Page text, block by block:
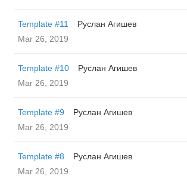
Template #11
Руслан Агишев
Mar 26, 2019
Template #10
Руслан Агишев
Mar 26, 2019
Template #9
Руслан Агишев
Mar 26, 2019
Template #8
Руслан Агишев
Mar 26, 2019